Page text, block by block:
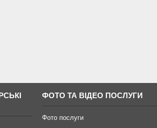
ФОТО ТА ВІДЕО ПОСЛУГИ
Фото послуги